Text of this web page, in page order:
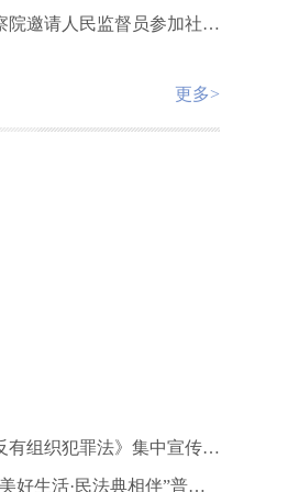
邯山区人民检察院邀请人民监督员参加社区矫正工作联席会
更多>
复兴区开展《反有组织犯罪法》集中宣传活动
复兴法院开展“美好生活·民法典相伴”普法宣传活动